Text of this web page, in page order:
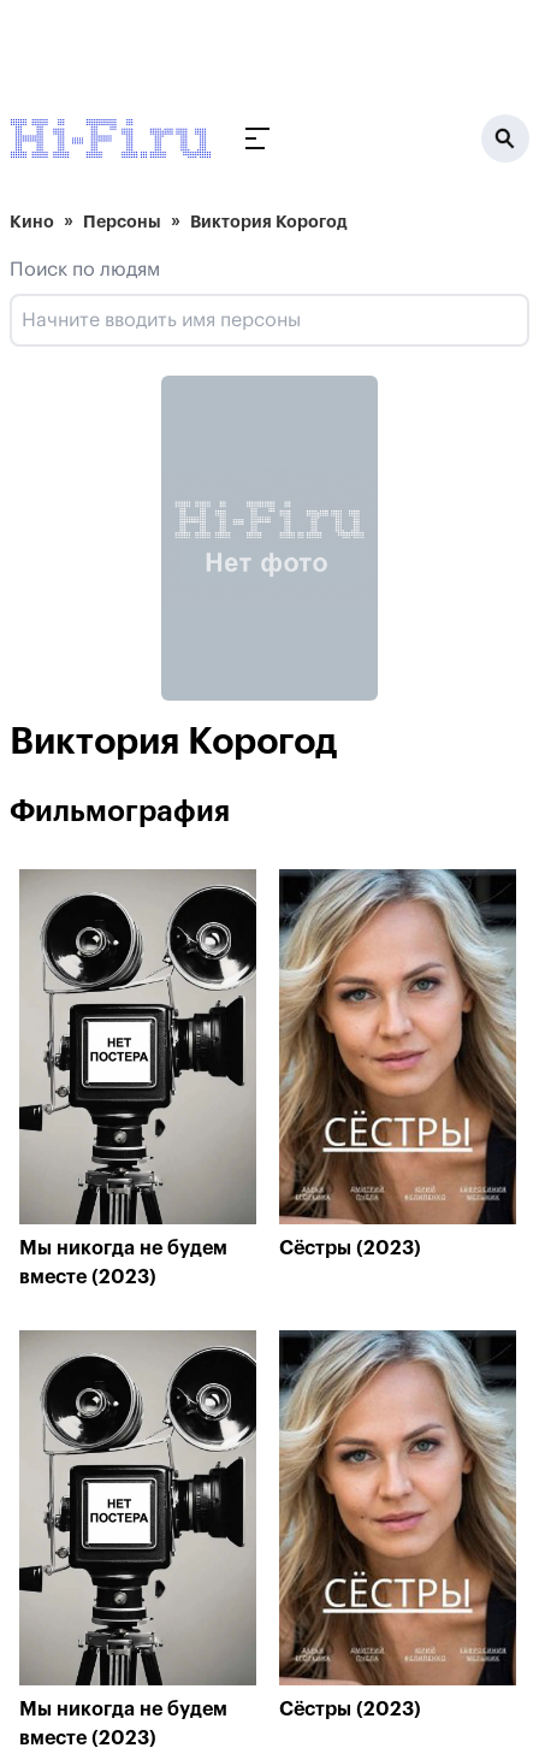
Кино Персоны Виктория Корогод
Поиск по людям
Виктория Корогод
Фильмография
Мы никогда не будем
вместе (2023)
Сёстры (2023)
Мы никогда не будем
вместе (2023)
Сёстры (2023)